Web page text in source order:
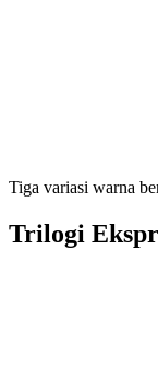
Tiga variasi warna
Trilogi